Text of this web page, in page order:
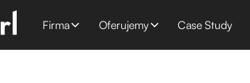
Firma Oferujemy Case Study